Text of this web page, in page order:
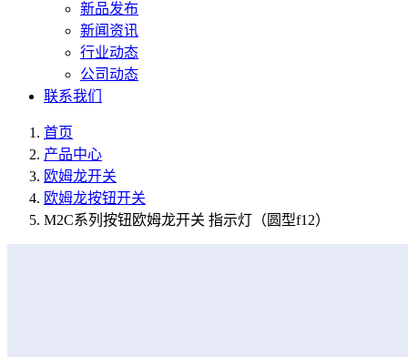
新品发布
新闻资讯
行业动态
公司动态
联系我们
首页
产品中心
欧姆龙开关
欧姆龙按钮开关
M2C系列按钮欧姆龙开关 指示灯（圆型f12）